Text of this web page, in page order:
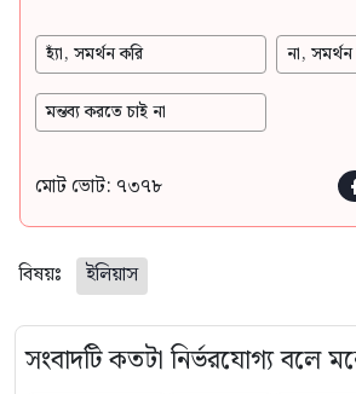
হ্যাঁ, সমর্থন করি না, সমর্থন
মন্তব্য করতে চাই না
মোট ভোট: ৭৩৭৮
বিষয়ঃ ইলিয়াস
সংবাদটি কতটা নির্ভরযোগ্য বলে